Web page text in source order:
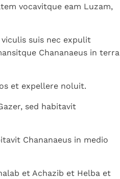
vocavitque eam Luzam,
suis nec expulit
Chananaeus in terra
et expellere noluit.
sed habitavit
Chananaeus in medio
et Achazib et Helba et